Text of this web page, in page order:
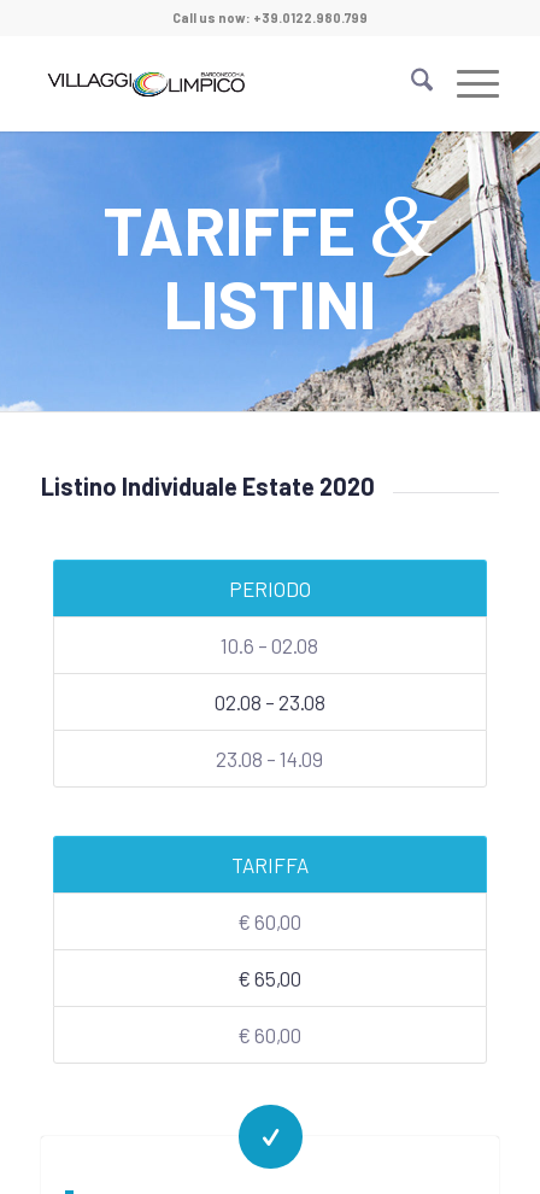
Call us now: +39.0122.980.799
TARIFFE &
LISTINI
Listino Individuale Estate 2020
PERIODO
10.6 – 02.08
02.08 – 23.08
23.08 – 14.09
TARIFFA
€ 60,00
€ 65,00
€ 60,00